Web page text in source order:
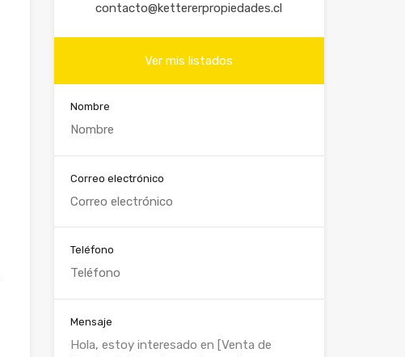
contacto@kettererpropiedades.cl
Ver mis listados
Nombre
Correo electrónico
Teléfono
Mensaje